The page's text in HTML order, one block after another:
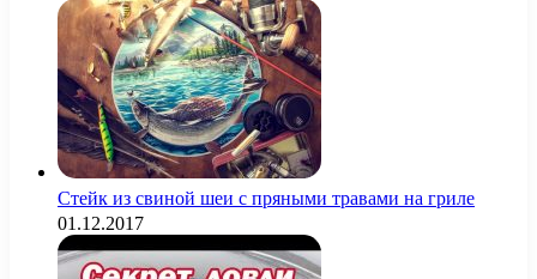
Стейк из свиной шеи с пряными травами на гриле
01.12.2017